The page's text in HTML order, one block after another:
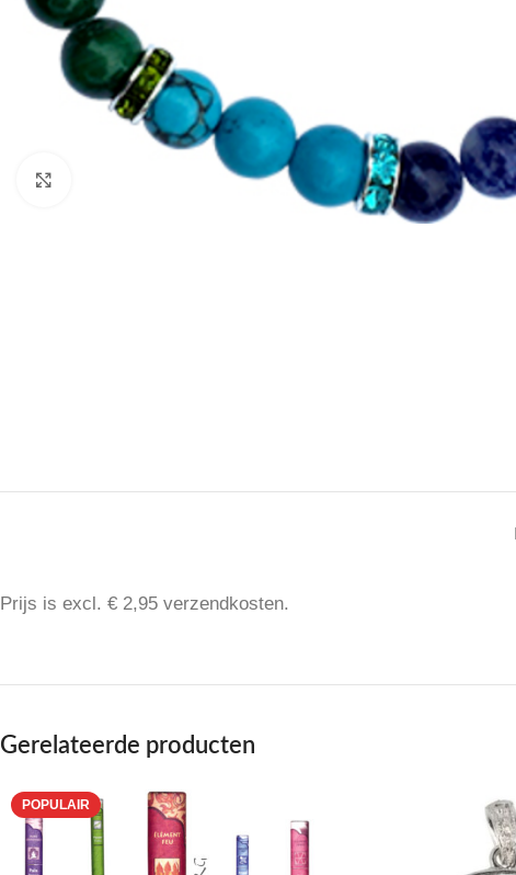
Prijs is excl. € 2,95 verzendkosten.
Gerelateerde producten
POPULAIR